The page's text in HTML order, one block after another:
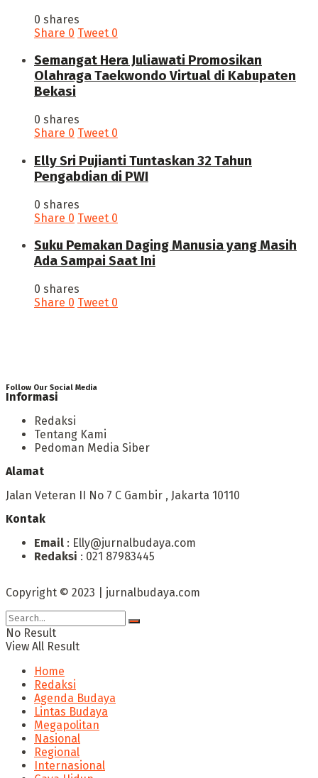
0 shares
Share 0 Tweet 0
Semangat Hera Juliawati Promosikan
Olahraga Taekwondo Virtual di Kabupaten
Bekasi
0 shares
Share 0 Tweet 0
Elly Sri Pujianti Tuntaskan 32 Tahun
Pengabdian di PWI
0 shares
Share 0 Tweet 0
‎Suku Pemakan Daging Manusia yang Masih
Ada Sampai Saat Ini
0 shares
Share 0 Tweet 0
Follow Our Social Media
Informasi
Redaksi
Tentang Kami
Pedoman Media Siber
Alamat
Jalan Veteran II No 7 C Gambir , Jakarta 10110
Kontak
Email : Elly@jurnalbudaya.com
Redaksi : 021 87983445
Copyright © 2023 | jurnalbudaya.com
No Result
View All Result
Home
Redaksi
Agenda Budaya
Lintas Budaya
Megapolitan
Nasional
Regional
Internasional